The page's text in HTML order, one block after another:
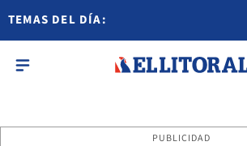
TEMAS DEL DÍA:
PUBLICIDAD